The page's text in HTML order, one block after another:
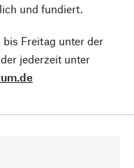
und fundiert.
Freitag unter der
jederzeit unter